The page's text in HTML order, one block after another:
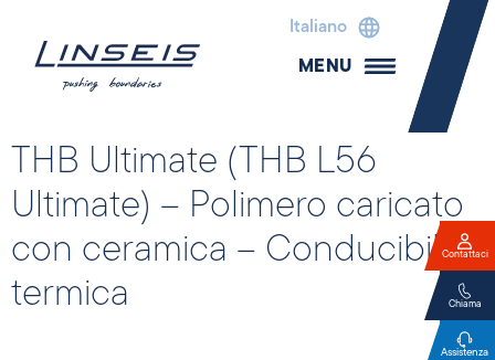
Italiano
MENU
THB Ultimate (THB L56
Ultimate) – Polimero caricato
con ceramica – Conducibilità
termica
Contattaci
Chiama
Assistenza